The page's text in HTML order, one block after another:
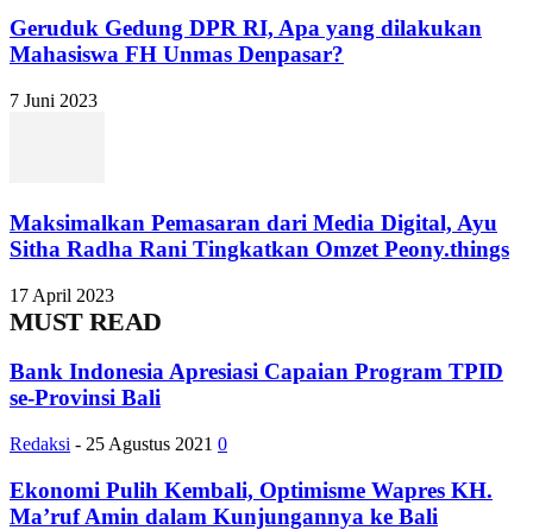
Geruduk Gedung DPR RI, Apa yang dilakukan
Mahasiswa FH Unmas Denpasar?
7 Juni 2023
Maksimalkan Pemasaran dari Media Digital, Ayu
Sitha Radha Rani Tingkatkan Omzet Peony.things
17 April 2023
MUST READ
Bank Indonesia Apresiasi Capaian Program TPID
se-Provinsi Bali
Redaksi - 25 Agustus 2021 0
Ekonomi Pulih Kembali, Optimisme Wapres KH.
Ma’ruf Amin dalam Kunjungannya ke Bali